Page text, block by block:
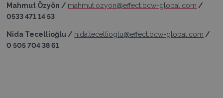
Mahmut Özyön / mahmut.ozyon@effect.bcw-global.com /
0533 471 14 53
Nida Tecellioğlu / nida.tecellioglu@effect.bcw-global.com /
0 505 704 38 61